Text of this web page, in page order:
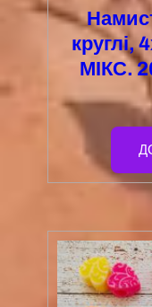
круглі,
МІКС.